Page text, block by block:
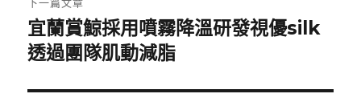
下
一
文
宜蘭賞鯨採用噴霧降溫研發視優silk
透過團隊肌動減脂